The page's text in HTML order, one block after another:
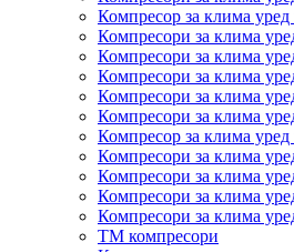
Компресор за клима
Компресори за клима
Компресори за клима
Компресори за клима
Компресори за клима
Компресори за клима
Компресор за клима уред
Компресори за клима
Компресори за клима
Компресори за клима
Компресори за клима
ТМ компресори